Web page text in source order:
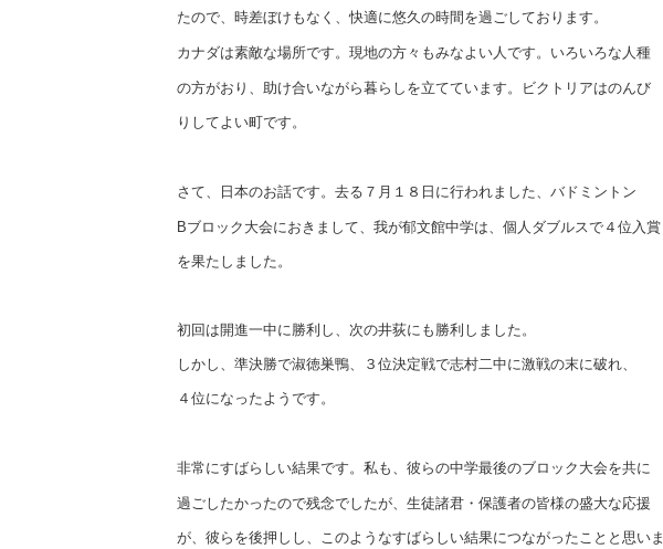
たので、 時差ぼけもなく、快適に悠久の時間を過ごしております。
カナダは素敵な場所です。現地の方々もみなよい人です。いろいろな人種
の方がおり、助け合いながら暮らしを立てています。ビクトリアはのんび
りしてよい町です。
さて、日本のお話です。去る７月１８日に行われました、バドミントン
Bブロック大会におきまして、我が郁文館中学は、個人ダブルスで４位入賞
を果たしました。
初回は開進一中に勝利し、次の井荻にも勝利しました。
しかし、準決勝で淑徳巣鴨、３位決定戦で志村二中に激戦の末に破れ、
４位になったようです。
非常にすばらしい結果です。私も、彼らの中学最後のブロック大会を共に
過ごしたかったので残念でしたが、生徒諸君・保護者の皆様の盛大な応援
が、彼らを後押しし、 このようなすばらしい結果につながったことと思いま